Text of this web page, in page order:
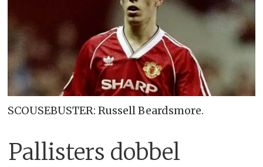
SCOUSEBUSTER: Russell Beardsmore.
Pallisters dobbel